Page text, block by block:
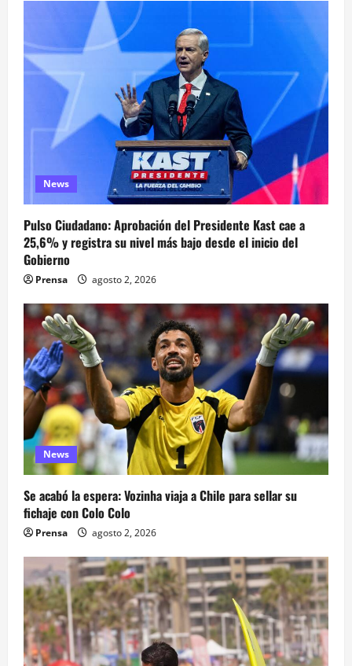
News
Pulso Ciudadano: Aprobación del Presidente Kast cae a
25,6% y registra su nivel más bajo desde el inicio del
Gobierno
Prensa agosto 2, 2026
News
Se acabó la espera: Vozinha viaja a Chile para sellar su
fichaje con Colo Colo
Prensa agosto 2, 2026